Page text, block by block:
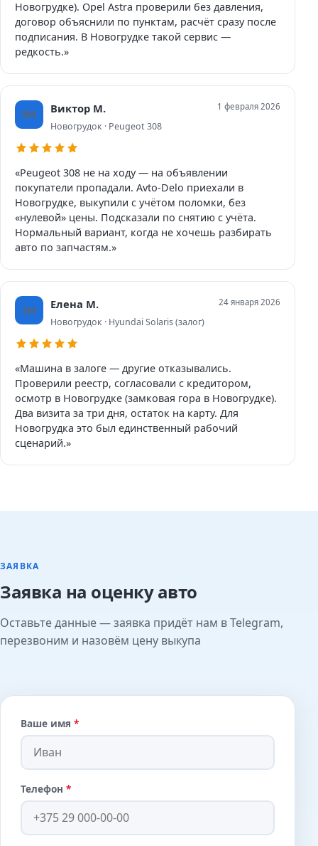
Новогрудке). Opel Astra проверили без давления,
договор объяснили по пунктам, расчёт сразу после
подписания. В Новогрудке такой сервис —
редкость.»
ВМ Виктор М.
Новогрудок · Peugeot 308
1 февраля 2026
«Peugeot 308 не на ходу — на объявлении
покупатели пропадали. Avto-Delo приехали в
Новогрудке, выкупили с учётом поломки, без
«нулевой» цены. Подсказали по снятию с учёта.
Нормальный вариант, когда не хочешь разбирать
авто по запчастям.»
ЕМ Елена М.
Новогрудок · Hyundai Solaris (залог)
24 января 2026
«Машина в залоге — другие отказывались.
Проверили реестр, согласовали с кредитором,
осмотр в Новогрудке (замковая гора в Новогрудке).
Два визита за три дня, остаток на карту. Для
Новогрудка это был единственный рабочий
сценарий.»
ЗАЯВКА
Заявка на оценку авто
Оставьте данные — заявка придёт нам в Telegram,
перезвоним и назовём цену выкупа
Ваше имя *
Телефон *